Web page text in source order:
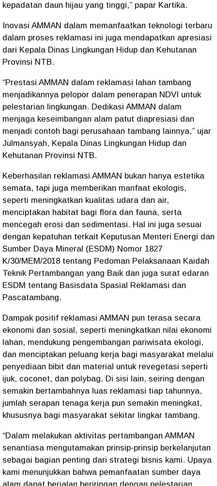
kepadatan daun hijau yang tinggi,” papar Kartika.
Inovasi AMMAN dalam memanfaatkan teknologi terbaru
dalam proses reklamasi ini juga mendapatkan apresiasi
dari Kepala Dinas Lingkungan Hidup dan Kehutanan
Provinsi NTB.
“Prestasi AMMAN dalam reklamasi lahan tambang
menjadikannya pelopor dalam penerapan NDVI untuk
pelestarian lingkungan. Dedikasi AMMAN dalam
menjaga keseimbangan alam patut diapresiasi dan
menjadi contoh bagi perusahaan tambang lainnya,” ujar
Julmansyah, Kepala Dinas Lingkungan Hidup dan
Kehutanan Provinsi NTB.
Keberhasilan reklamasi AMMAN bukan hanya estetika
semata, tapi juga memberikan manfaat ekologis,
seperti meningkatkan kualitas udara dan air,
menciptakan habitat bagi flora dan fauna, serta
mencegah erosi dan sedimentasi. Hal ini juga sesuai
dengan kepatuhan terkait Keputusan Menteri Energi dan
Sumber Daya Mineral (ESDM) Nomor 1827
K/30/MEM/2018 tentang Pedoman Pelaksanaan Kaidah
Teknik Pertambangan yang Baik dan juga surat edaran
ESDM tentang Basisdata Spasial Reklamasi dan
Pascatambang.
Dampak positif reklamasi AMMAN pun terasa secara
ekonomi dan sosial, seperti meningkatkan nilai ekonomi
lahan, mendukung pengembangan pariwisata ekologi,
dan menciptakan peluang kerja bagi masyarakat melalui
penyediaan bibit dan material untuk revegetasi seperti
ijuk, coconet, dan polybag. Di sisi lain, seiring dengan
semakin bertambahnya luas reklamasi tiap tahunnya,
jumlah serapan tenaga kerja pun semakin meningkat,
khususnya bagi masyarakat sekitar lingkar tambang.
“Dalam melakukan aktivitas pertambangan AMMAN
senantiasa mengutamakan prinsip-prinsip berkelanjutan
sebagai bagian penting dari strategi bisnis kami. Upaya
kami menunjukkan bahwa pemanfaatan sumber daya